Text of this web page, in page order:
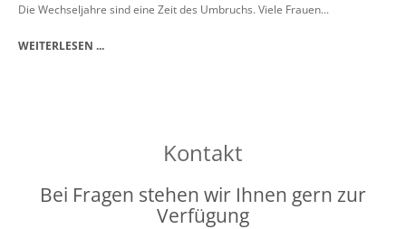
Die Wechseljahre sind eine Zeit des Umbruchs. Viele Frauen...
WEITERLESEN ...
Kontakt
Bei Fragen stehen wir Ihnen gern zur
Verfügung